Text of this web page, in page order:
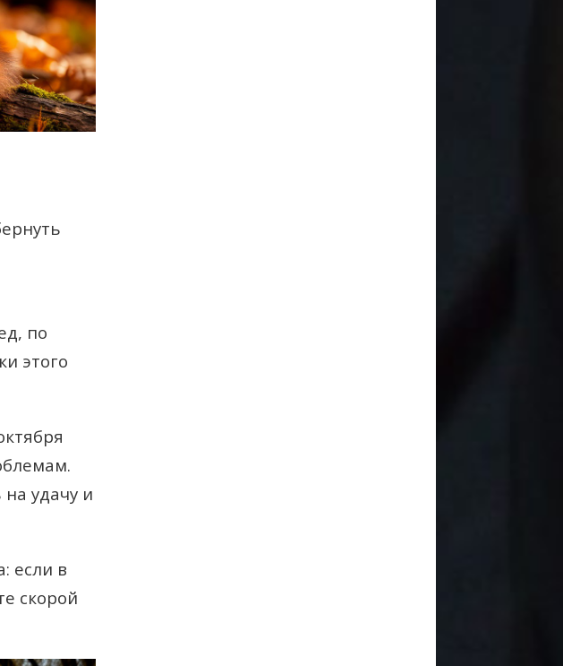
по
этого
удачу и
если в
скорой